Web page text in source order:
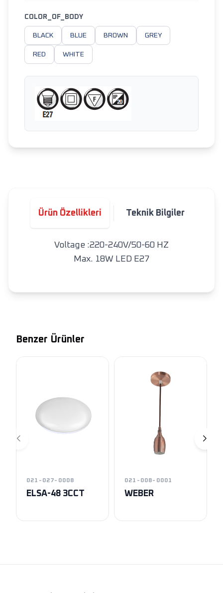
COLOR_OF_BODY
BLACK BLUE BROWN GREY
RED WHITE
Ürün Özellikleri Teknik Bilgiler
Voltage :220-240V/50-60 HZ
Max. 18W LED E27
Benzer Ürünler
021-027-0008
ELSA-48 3CCT
021-008-0001
WEBER